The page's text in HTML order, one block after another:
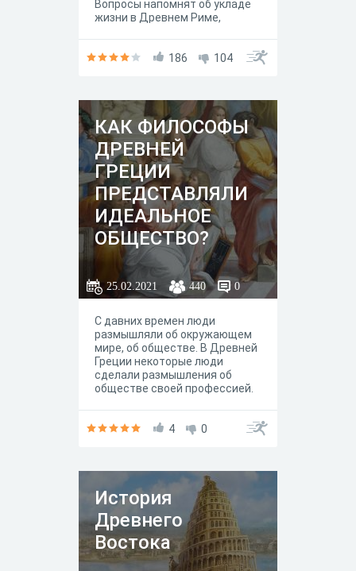
Вопросы напомнят об укладе
жизни в Древнем Риме,
помощью заданий можно
органах страны, восстановить
хронологию событий,
обозначить основные
исторические личности. Тест
по теме «Древний Рим» по
истории поможет
самостоятельно
подготовиться к проверочной
работе. Количество попыток
неограничено. Удачи!!!
186 104
КАК ФИЛОСОФЫ
ДРЕВНЕЙ
ГРЕЦИИ
ПРЕДСТАВЛЯЛИ
ИДЕАЛЬНОЕ
ОБЩЕСТВО?
25.02.2021 440 0
С давних времен люди
размышляли об окружающем
мире, об обществе. В Древней
Греции некоторые люди
сделали размышления об
обществе своей профессией.
есть «любителями мудрости».
устроен мир, что есть человек
в этом мире, что такое вера и
знание, как возникли и
организовались государства.
Наиболее известными
философами Древней Греции
были Сократ, Платон,
Аристотель.
4 0
История
Древнего
Востока